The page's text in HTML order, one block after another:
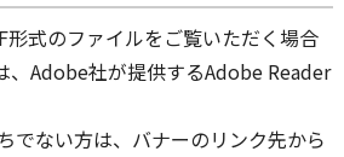
形式のファイルをご覧いただく場合
、Adobe社が提供するAdobe Reader
でない方は、バナーのリンク先から